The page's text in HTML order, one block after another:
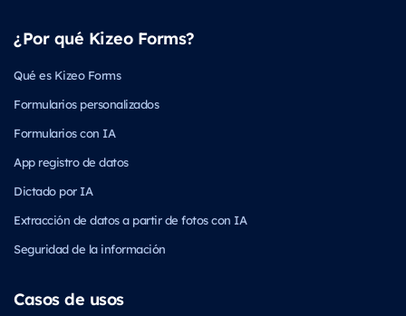
¿Por qué Kizeo Forms?
Qué es Kizeo Forms
Formularios personalizados
Formularios con IA
App registro de datos
Dictado por IA
Extracción de datos a partir de fotos con IA
Seguridad de la información
Casos de usos